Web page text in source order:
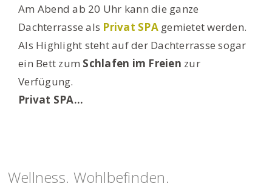
Am Abend ab 20 Uhr kann die ganze
Dachterrasse als Privat SPAgemietet werden.
Als Highlight steht auf der Dachterrasse sogar
ein Bett zum Schlafen im Freien zur
Verfügung.
Privat SPA
Wellness. Wohlbefinden.